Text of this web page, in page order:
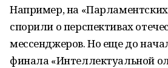
Например, на «Парламентских
спорили о перспективах
мессенджеров. Но еще до
финала «Интеллектуальной